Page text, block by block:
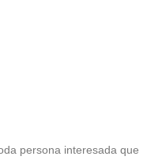
persona interesada que